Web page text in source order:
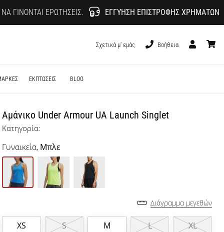
ΓΊΝΟΝΤΑΙ ΕΡΩΤΉΣΕΙΣ. ΕΓΓΎΗΣΗ ΕΠΙΣΤΡΟΦΉΣ ΧΡΗΜΆΤΩΝ
Σχετικά μ' εμάς
Βοήθεια
ΕΚΠΤΩΣΕΙΣ BLOG
Αμάνικο Under Armour UA Launch Singlet
Κατηγορία:
Γυναικεία, Μπλε
Διάγραμμα μεγεθών
XS S M L XL